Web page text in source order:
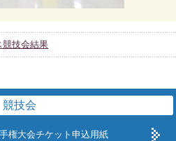
競技会結果
競技会
権大会チケット申込用紙